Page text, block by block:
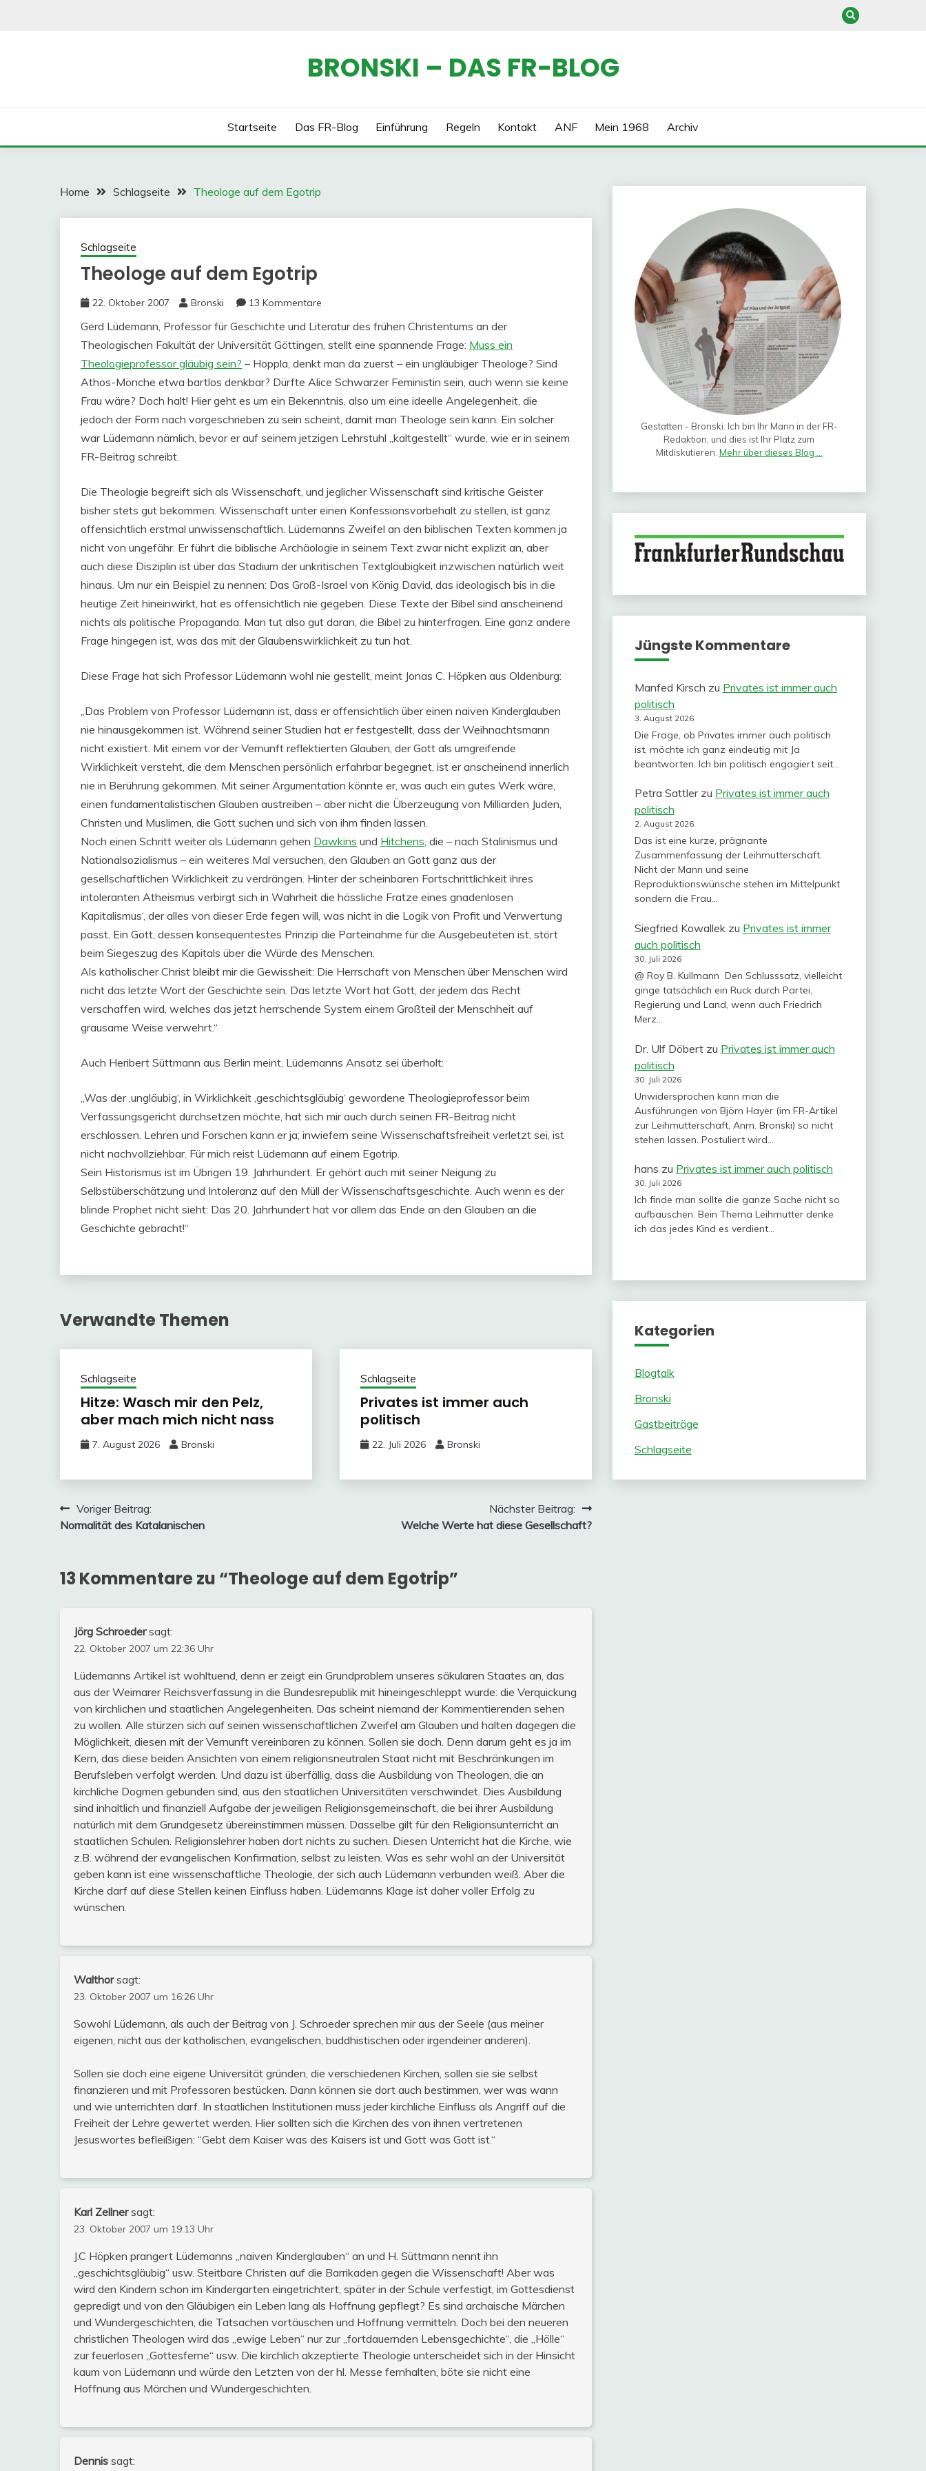
BRONSKI – DAS FR-BLOG
Startseite Das FR-Blog Einführung Regeln Kontakt ANF Mein 1968 Archiv
Home Schlagseite Theologe auf dem Egotrip
Schlagseite
Theologe auf dem Egotrip
22. Oktober 2007 Bronski 13 Kommentare
Gerd Lüdemann, Professor für Geschichte und Literatur des frühen Christentums an der
Theologischen Fakultät der Universität Göttingen, stellt eine spannende Frage: Muss ein
Theologieprofessor gläubig sein? – Hoppla, denkt man da zuerst – ein ungläubiger Theologe? Sind
Athos-Mönche etwa bartlos denkbar? Dürfte Alice Schwarzer Feministin sein, auch wenn sie keine
Frau wäre? Doch halt! Hier geht es um ein Bekenntnis, also um eine ideelle Angelegenheit, die
jedoch der Form nach vorgeschrieben zu sein scheint, damit man Theologe sein kann. Ein solcher
war Lüdemann nämlich, bevor er auf seinem jetzigen Lehrstuhl „kaltgestellt“ wurde, wie er in seinem
FR-Beitrag schreibt.
Die Theologie begreift sich als Wissenschaft, und jeglicher Wissenschaft sind kritische Geister
bisher stets gut bekommen. Wissenschaft unter einen Konfessionsvorbehalt zu stellen, ist ganz
offensichtlich erstmal unwissenschaftlich. Lüdemanns Zweifel an den biblischen Texten kommen ja
nicht von ungefähr. Er führt die biblische Archäologie in seinem Text zwar nicht explizit an, aber
auch diese Disziplin ist über das Stadium der unkritischen Textgläubigkeit inzwischen natürlich weit
hinaus. Um nur ein Beispiel zu nennen: Das Groß-Israel von König David, das ideologisch bis in die
heutige Zeit hineinwirkt, hat es offensichtlich nie gegeben. Diese Texte der Bibel sind anscheinend
nichts als politische Propaganda. Man tut also gut daran, die Bibel zu hinterfragen. Eine ganz andere
Frage hingegen ist, was das mit der Glaubenswirklichkeit zu tun hat.
Diese Frage hat sich Professor Lüdemann wohl nie gestellt, meint Jonas C. Höpken aus Oldenburg:
„Das Problem von Professor Lüdemann ist, dass er offensichtlich über einen naiven Kinderglauben
nie hinausgekommen ist. Während seiner Studien hat er festgestellt, dass der Weihnachtsmann
nicht existiert. Mit einem vor der Vernunft reflektierten Glauben, der Gott als umgreifende
Wirklichkeit versteht, die dem Menschen persönlich erfahrbar begegnet, ist er anscheinend innerlich
nie in Berührung gekommen. Mit seiner Argumentation könnte er, was auch ein gutes Werk wäre,
einen fundamentalistischen Glauben austreiben – aber nicht die Überzeugung von Milliarden Juden,
Christen und Muslimen, die Gott suchen und sich von ihm finden lassen.
Noch einen Schritt weiter als Lüdemann gehen Dawkins und Hitchens, die – nach Stalinismus und
Nationalsozialismus – ein weiteres Mal versuchen, den Glauben an Gott ganz aus der
gesellschaftlichen Wirklichkeit zu verdrängen. Hinter der scheinbaren Fortschrittlichkeit ihres
intoleranten Atheismus verbirgt sich in Wahrheit die hässliche Fratze eines gnadenlosen
Kapitalismus‘, der alles von dieser Erde fegen will, was nicht in die Logik von Profit und Verwertung
passt. Ein Gott, dessen konsequentestes Prinzip die Parteinahme für die Ausgebeuteten ist, stört
beim Siegeszug des Kapitals über die Würde des Menschen.
Als katholischer Christ bleibt mir die Gewissheit: Die Herrschaft von Menschen über Menschen wird
nicht das letzte Wort der Geschichte sein. Das letzte Wort hat Gott, der jedem das Recht
verschaffen wird, welches das jetzt herrschende System einem Großteil der Menschheit auf
grausame Weise verwehrt.“
Auch Heribert Süttmann aus Berlin meint, Lüdemanns Ansatz sei überholt:
„Was der ‚ungläubig‘, in Wirklichkeit ‚geschichtsgläubig‘ gewordene Theologieprofessor beim
Verfassungsgericht durchsetzen möchte, hat sich mir auch durch seinen FR-Beitrag nicht
erschlossen. Lehren und Forschen kann er ja; inwiefern seine Wissenschaftsfreiheit verletzt sei, ist
nicht nachvollziehbar. Für mich reist Lüdemann auf einem Egotrip.
Sein Historismus ist im Übrigen 19. Jahrhundert. Er gehört auch mit seiner Neigung zu
Selbstüberschätzung und Intoleranz auf den Müll der Wissenschaftsgeschichte. Auch wenn es der
blinde Prophet nicht sieht: Das 20. Jahrhundert hat vor allem das Ende an den Glauben an die
Geschichte gebracht!“
Verwandte Themen
Schlagseite
Hitze: Wasch mir den Pelz,
aber mach mich nicht nass
7. August 2026 Bronski
Schlagseite
Privates ist immer auch
politisch
22. Juli 2026 Bronski
Beitragsnavigation
Voriger Beitrag:
Normalität des Katalanischen
Nächster Beitrag:
Welche Werte hat diese Gesellschaft?
13 Kommentare zu “Theologe auf dem Egotrip”
Jörg Schroeder sagt:
22. Oktober 2007 um 22:36 Uhr
Lüdemanns Artikel ist wohltuend, denn er zeigt ein Grundproblem unseres säkularen Staates an, das
aus der Weimarer Reichsverfassung in die Bundesrepublik mit hineingeschleppt wurde: die Verquickung
von kirchlichen und staatlichen Angelegenheiten. Das scheint niemand der Kommentierenden sehen
zu wollen. Alle stürzen sich auf seinen wissenschaftlichen Zweifel am Glauben und halten dagegen die
Möglichkeit, diesen mit der Vernunft vereinbaren zu können. Sollen sie doch. Denn darum geht es ja im
Kern, das diese beiden Ansichten von einem religionsneutralen Staat nicht mit Beschränkungen im
Berufsleben verfolgt werden. Und dazu ist überfällig, dass die Ausbildung von Theologen, die an
kirchliche Dogmen gebunden sind, aus den staatlichen Universitäten verschwindet. Dies Ausbildung
sind inhaltlich und finanziell Aufgabe der jeweiligen Religionsgemeinschaft, die bei ihrer Ausbildung
natürlich mit dem Grundgesetz übereinstimmen müssen. Dasselbe gilt für den Religionsunterricht an
staatlichen Schulen. Religionslehrer haben dort nichts zu suchen. Diesen Unterricht hat die Kirche, wie
z.B. während der evangelischen Konfirmation, selbst zu leisten. Was es sehr wohl an der Universität
geben kann ist eine wissenschaftliche Theologie, der sich auch Lüdemann verbunden weiß. Aber die
Kirche darf auf diese Stellen keinen Einfluss haben. Lüdemanns Klage ist daher voller Erfolg zu
wünschen.
Walthor sagt:
23. Oktober 2007 um 16:26 Uhr
Sowohl Lüdemann, als auch der Beitrag von J. Schroeder sprechen mir aus der Seele (aus meiner
eigenen, nicht aus der katholischen, evangelischen, buddhistischen oder irgendeiner anderen).
Sollen sie doch eine eigene Universität gründen, die verschiedenen Kirchen, sollen sie sie selbst
finanzieren und mit Professoren bestücken. Dann können sie dort auch bestimmen, wer was wann
und wie unterrichten darf. In staatlichen Institutionen muss jeder kirchliche Einfluss als Angriff auf die
Freiheit der Lehre gewertet werden. Hier sollten sich die Kirchen des von ihnen vertretenen
Jesuswortes befleißigen: “Gebt dem Kaiser was des Kaisers ist und Gott was Gott ist.“
Karl Zellner sagt:
23. Oktober 2007 um 19:13 Uhr
J.C Höpken prangert Lüdemanns „naiven Kinderglauben“ an und H. Süttmann nennt ihn
„geschichtsgläubig“ usw. Steitbare Christen auf die Barrikaden gegen die Wissenschaft! Aber was
wird den Kindern schon im Kindergarten eingetrichtert, später in der Schule verfestigt, im Gottesdienst
gepredigt und von den Gläubigen ein Leben lang als Hoffnung gepflegt? Es sind archaische Märchen
und Wundergeschichten, die Tatsachen vortäuschen und Hoffnung vermitteln. Doch bei den neueren
christlichen Theologen wird das „ewige Leben“ nur zur „fortdauernden Lebensgechichte“, die „Hölle“
zur feuerlosen „Gottesferne“ usw. Die kirchlich akzeptierte Theologie unterscheidet sich in der Hinsicht
kaum von Lüdemann und würde den Letzten von der hl. Messe fernhalten, böte sie nicht eine
Hoffnung aus Märchen und Wundergeschichten.
Dennis sagt:
Gestatten - Bronski. Ich bin Ihr Mann in der FR-
Redaktion, und dies ist Ihr Platz zum
Mitdiskutieren. Mehr über dieses Blog ...
Jüngste Kommentare
Manfed Kirsch zu Privates ist immer auch
politisch
3. August 2026
Die Frage, ob Privates immer auch politisch
ist, möchte ich ganz eindeutig mit Ja
beantworten. Ich bin politisch engagiert seit…
Petra Sattlerzu Privates ist immer auch
politisch
2. August 2026
Das ist eine kurze, prägnante
Zusammenfassung der Leihmutterschaft.
Nicht der Mann und seine
Reproduktionswünsche stehen im Mittelpunkt
sondern die Frau…
Siegfried Kowallekzu Privates ist immer
auch politisch
30. Juli 2026
@ Roy B. Kullmann Den Schlusssatz, vielleicht
ginge tatsächlich ein Ruck durch Partei,
Regierung und Land, wenn auch Friedrich
Merz…
Dr. Ulf Döbertzu Privates ist immer auch
politisch
30. Juli 2026
Unwidersprochen kann man die
Ausführungen von Björn Hayer (im FR-Artikel
zur Leihmutterschaft, Anm. Bronski) so nicht
stehen lassen. Postuliert wird…
hans zu Privates ist immer auch politisch
30. Juli 2026
Ich finde man sollte die ganze Sache nicht so
aufbauschen. Bein Thema Leihmutter denke
ich das jedes Kind es verdient…
Kategorien
Blogtalk
Bronski
Gastbeiträge
Schlagseite